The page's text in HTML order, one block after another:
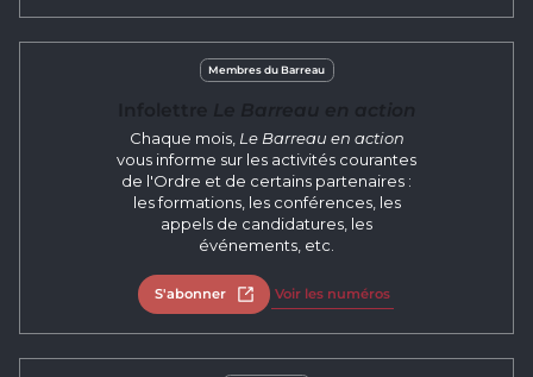
Membres du Barreau
Chaque mois, Le Barreau en action
vous informe sur les activités courantes
de l'Ordre et de certains partenaires :
les formations, les conférences, les
appels de candidatures, les
événements, etc.
S'abonner Ouvrir dans un nouvel onglet
Voir les numéros